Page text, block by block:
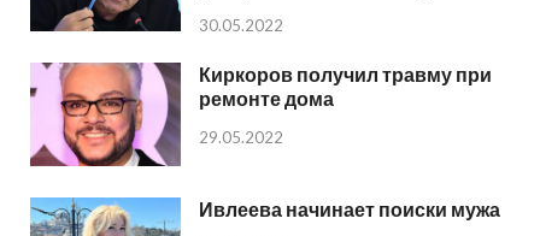
30.05.2022
Киркоров получил травму при
ремонте дома
29.05.2022
Ивлеева начинает поиски мужа